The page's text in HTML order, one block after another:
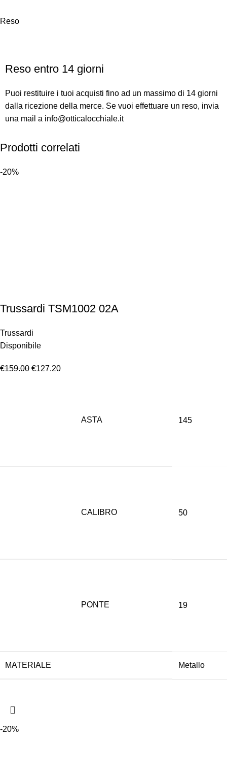
Reso
Reso entro 14 giorni
Puoi restituire i tuoi acquisti fino ad un massimo di 14 giorni
dalla ricezione della merce. Se vuoi effettuare un reso, invia
una mail a info@otticalocchiale.it
Prodotti correlati
-20%
Trussardi TSM1002 02A
Trussardi
Disponibile
€159.00 €127.20
ASTA 145
CALIBRO 50
PONTE 19
MATERIALE Metallo
-20%